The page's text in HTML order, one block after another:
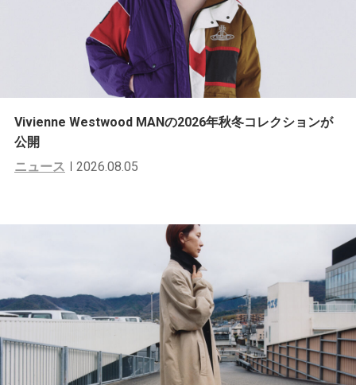
Vivienne Westwood MANの2026年秋冬コレクションが
公開
ニュース
2026.08.05